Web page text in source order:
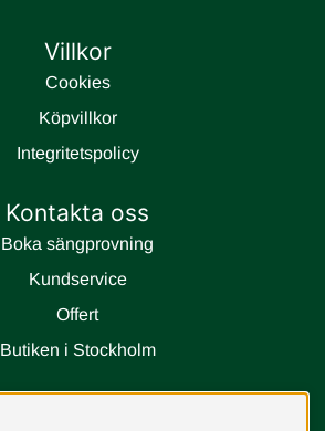
Villkor
Cookies
Köpvillkor
Integritetspolicy
Kontakta oss
Boka sängprovning
Kundservice
Offert
Butiken i Stockholm